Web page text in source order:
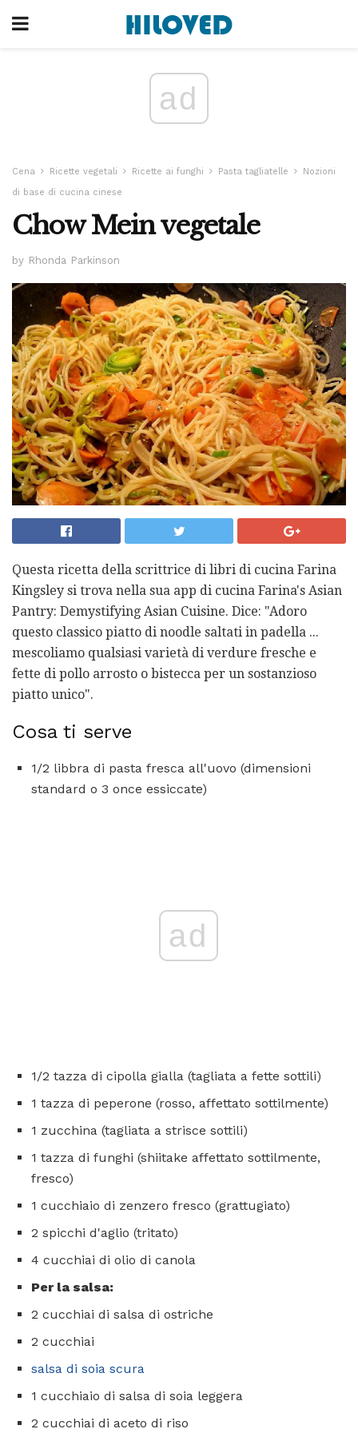
ad
Cena Ricette vegetali Ricette ai funghi Pasta tagliatelle
Nozioni
di base di cucina cinese
Chow Mein vegetale
by Rhonda Parkinson
Questa ricetta della scrittrice di libri di cucina Farina
Kingsley si trova nella sua app di cucina Farina's Asian
Pantry: Demystifying Asian Cuisine. Dice: "Adoro
questo classico piatto di noodle saltati in padella ...
mescoliamo qualsiasi varietà di verdure fresche e
fette di pollo arrosto o bistecca per un sostanzioso
piatto unico".
Cosa ti serve
1/2 libbra di pasta fresca all'uovo (dimensioni
standard o 3 once essiccate)
ad
1/2 tazza di cipolla gialla (tagliata a fette sottili)
1 tazza di peperone (rosso, affettato sottilmente)
1 zucchina (tagliata a strisce sottili)
1 tazza di funghi (shiitake affettato sottilmente,
fresco)
1 cucchiaio di zenzero fresco (grattugiato)
2 spicchi d'aglio (tritato)
4 cucchiai di olio di canola
Per la salsa:
2 cucchiai di salsa di ostriche
2 cucchiai
salsa di soia scura
1 cucchiaio di salsa di soia leggera
2 cucchiai di aceto di riso